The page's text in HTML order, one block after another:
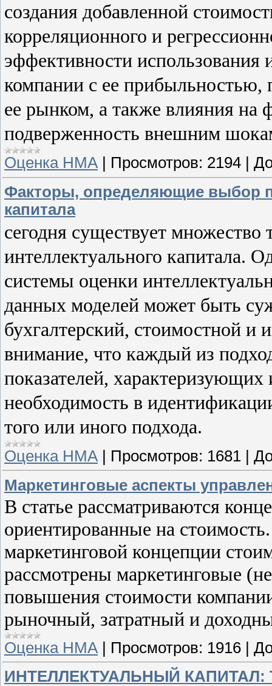
создания добавленной
корреляционного и
эффективности использования
компании с ее прибыльностью,
ее рынком, а также влияния на
подверженность внешним
Оценка НМА Просмотров: 2194
Факторы, определяющие выбор
капитала
сегодня существует множество
интеллектуального капитала.
системы оценки
данных моделей может быть
бухгалтерский, стоимостной
внимание, что каждый из
показателей, характеризующих
необходимость в
того или иного подхода.
Оценка НМА Просмотров: 1681
Маркетинговые аспекты
В статье рассматриваются
ориентированные на
маркетинговой концепции
рассмотрены маркетинговые
повышения стоимости
рыночный, затратный и
Оценка НМА | Просмотров: 1916 |
ИНТЕЛЛЕКТУАЛЬНЫЙ КАПИТАЛ: